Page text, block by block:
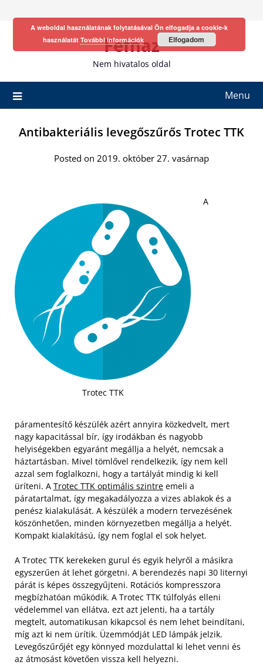
Fefhaz
Nem hivatalos oldal
Menu
Antibakteriális levegőszűrős Trotec TTK
Posted on 2019. október 27. vasárnap
Trotec TTK
A
páramentesítő készülék azért annyira közkedvelt, mert
nagy kapacitással bír, így irodákban és nagyobb
helyiségekben egyaránt megállja a helyét, nemcsak a
háztartásban. Mivel tömlővel rendelkezik, így nem kell
azzal sem foglalkozni, hogy a tartályát mindig ki kell
üríteni. A Trotec TTK optimális szintre emeli a
páratartalmat, így megakadályozza a vizes ablakok és a
penész kialakulását. A készülék a modern tervezésének
köszönhetően, minden környezetben megállja a helyét.
Kompakt kialakítású, így nem foglal el sok helyet.
A Trotec TTK kerekeken gurul és egyik helyről a másikra
egyszerűen át lehet görgetni. A berendezés napi 30 liternyi
párát is képes összegyűjteni. Rotációs kompresszora
megbízhatóan működik. A Trotec TTK túlfolyás elleni
védelemmel van ellátva, ezt azt jelenti, ha a tartály
megtelt, automatikusan kikapcsol és nem lehet beindítani,
míg azt ki nem ürítik. Üzemmódját LED lámpák jelzik.
Levegőszűrőjét egy könnyed mozdulattal ki lehet venni és
az átmosást követően vissza kell helyezni.
A weboldal használatának folytatásával Ön elfogadja a cookie-k
használatát További információk Elfogadom